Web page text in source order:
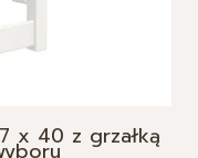
x 40 z grzałką